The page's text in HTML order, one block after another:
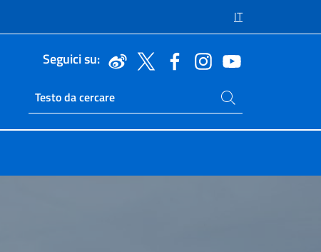
IT
Seguici su:
Ricerca sito live
Cerca nel sito